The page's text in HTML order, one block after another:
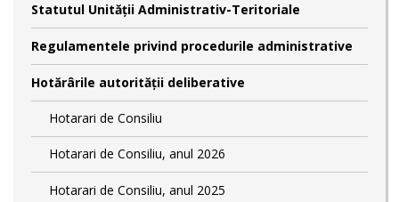
Statutul Unităţii Administrativ-Teritoriale
Regulamentele privind procedurile administrative
Hotărârile autorităţii deliberative
Hotarari de Consiliu
Hotarari de Consiliu, anul 2026
Hotarari de Consiliu, anul 2025